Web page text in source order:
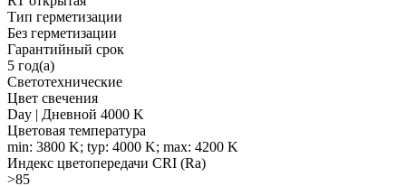
Тип герметизации
Без герметизации
Гарантийный срок
5 год(а)
Светотехнические
Цвет свечения
Day | Дневной 4000 K
Цветовая температура
min: 3800 K; typ: 4000 K; max: 4200 K
Индекс цветопередачи CRI (Ra)
>85